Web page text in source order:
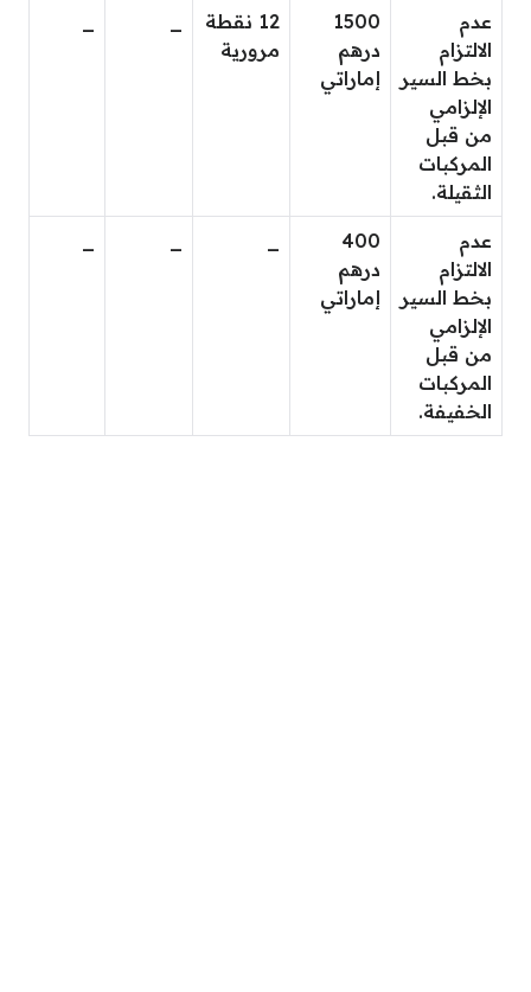
عدم
الالتزام
بخط السير
الإلزامي
من قبل
المركبات
الثقيلة.
1500
درهم
إماراتي
12 نقطة
مرورية
عدم
الالتزام
بخط السير
الإلزامي
من قبل
المركبات
الخفيفة.
400
درهم
إماراتي